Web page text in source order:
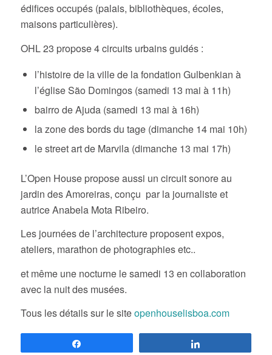
édifices occupés (palais, bibliothèques, écoles,
maisons particulières).
OHL 23 propose 4 circuits urbains guidés :
l’histoire de la ville de la fondation Gulbenkian à
l’église São Domingos (samedi 13 mai à 11h)
bairro de Ajuda (samedi 13 mai à 16h)
la zone des bords du tage (dimanche 14 mai 10h)
le street art de Marvila (dimanche 13 mai 17h)
L’Open House propose aussi un circuit sonore au
jardin des Amoreiras, conçu par la journaliste et
autrice Anabela Mota Ribeiro.
Les journées de l’architecture proposent expos,
ateliers, marathon de photographies etc..
et même une nocturne le samedi 13 en collaboration
avec la nuit des musées.
Tous les détails sur le siteopenhouselisboa.com